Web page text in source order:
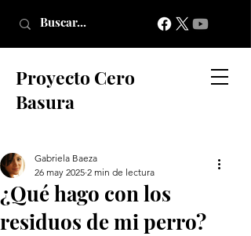
Proyecto Cero
Basura
¿Qué hago con los
residuos de mi perro?
Gabriela Baeza
26 may 2025 2 min de lectura